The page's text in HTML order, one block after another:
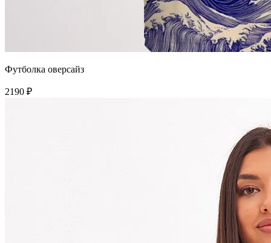
Футболка оверсайз
2190 ₽